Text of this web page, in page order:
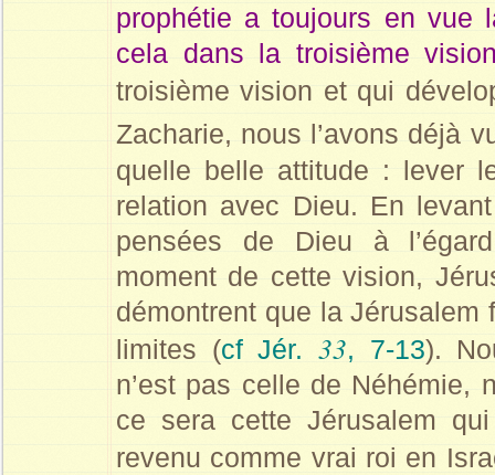
prophétie a toujours en vue
cela dans la troisième
troisième vision et qui
Zacharie, nous l’avons déjà
quelle belle attitude : lever
relation avec Dieu. En
pensées de Dieu à
moment de cette vision,
démontrent que la Jérusalem
limites (cf Jér. 33, 7-13).
n’est pas celle de Néhémie,
ce sera cette Jérusalem
revenu comme vrai roi en